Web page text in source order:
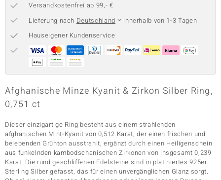
Classics
Versandkostenfrei ab 99,- €
Lieferung nach Deutschland
innerhalb von 1-3 Tagen
Hauseigener Kundenservice
Afghanische Minze Kyanit & Zirkon Silber Ring,
0,751 ct
Dieser einzigartige Ring besteht aus einem strahlenden
afghanischen Mint-Kyanit von 0,512 Karat, der einen frischen und
belebenden Grünton ausstrahlt, ergänzt durch einen Heiligenschein
aus funkelnden kambodschanischen Zirkonen von insgesamt 0,239
Karat. Die rund geschliffenen Edelsteine sind in platiniertes 925er
Sterling Silber gefasst, das für einen unvergänglichen Glanz sorgt.